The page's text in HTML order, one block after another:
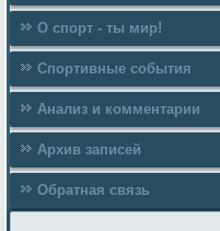
О спорт - ты мир!
Спортивные события
Анализ и комментарии
Архив записей
Обратная связь